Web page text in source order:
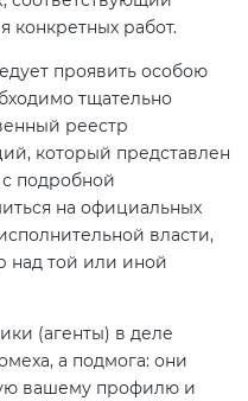
конкретных работ.
проявить особою
тщательно
реестр
который представлен
подробной
на официальных
власти,
над той или иной
(агенты) в деле
а подмога: они
вашему профилю и